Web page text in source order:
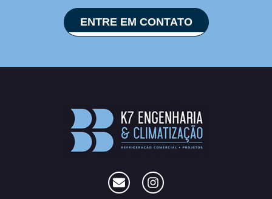
ENTRE EM CONTATO